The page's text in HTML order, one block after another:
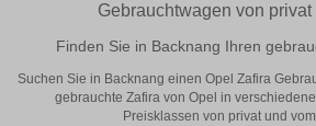
Gebrauchtwagen von
Finden Sie in Backnang Ihren
Suchen Sie in Backnang einen Opel Zafira
gebrauchte Zafira von Opel in
Preisklassen von privat und